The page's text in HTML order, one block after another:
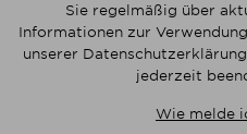
Sie regelmäßig über
Informationen zur
unserer
jederzeit
Wie melde